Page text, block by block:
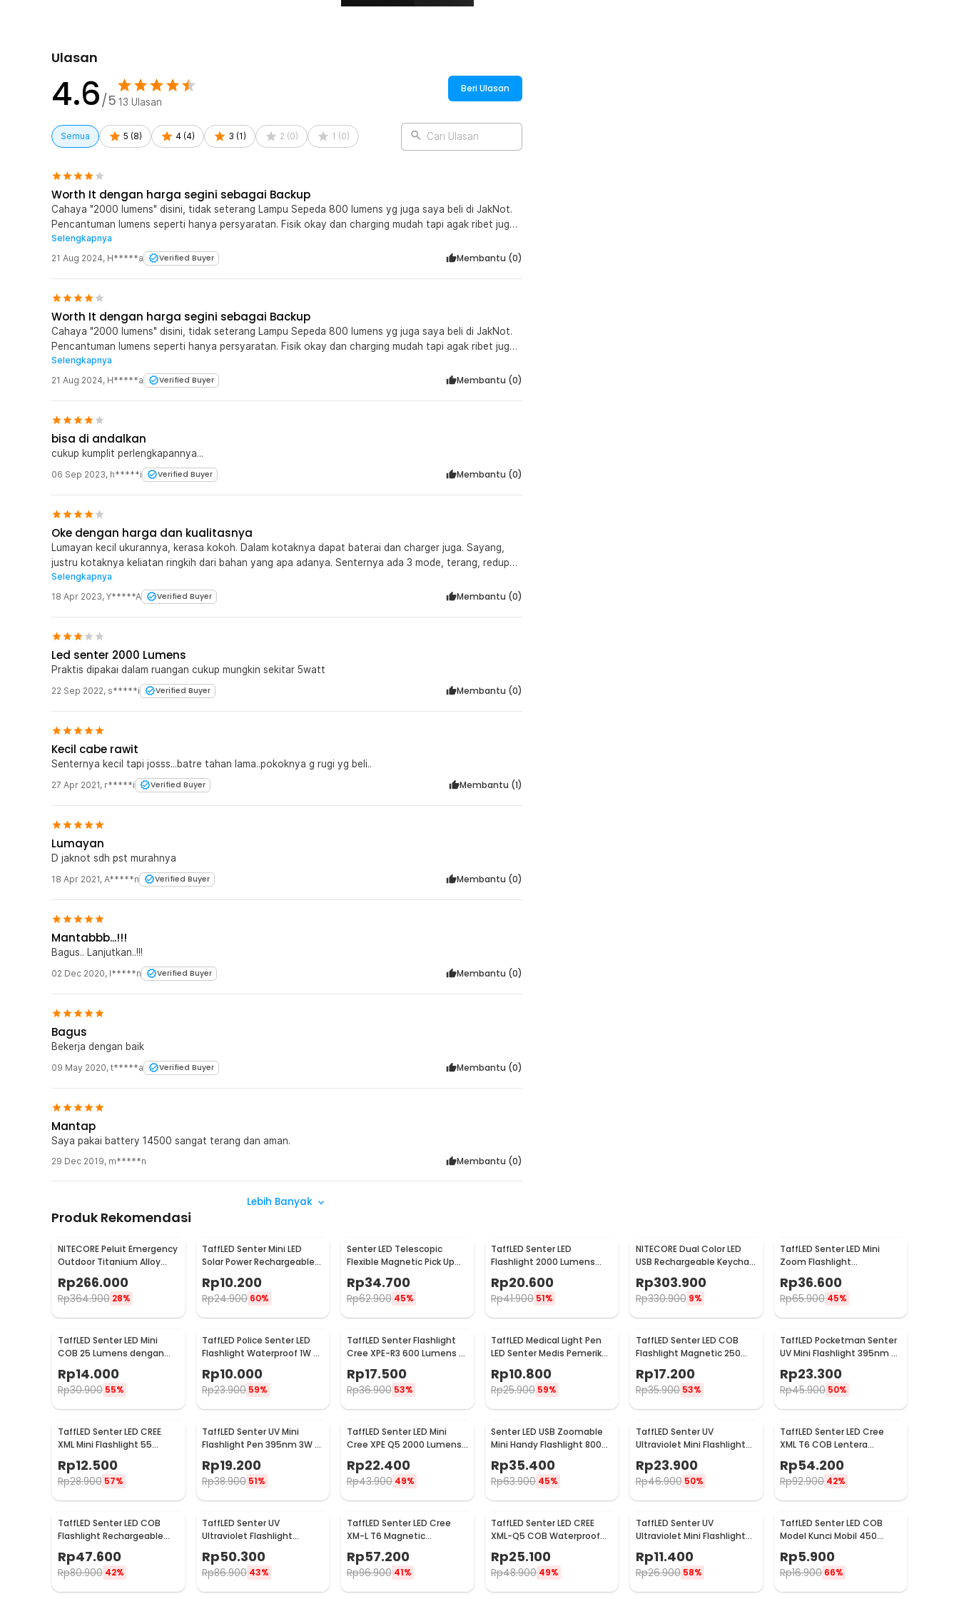
Ulasan
4.6/5 13 Ulasan
Beri Ulasan
Semua 5 (8) 4 (4) 3 (1 ) 2 (0) 1 (0) Cari Ulasan
Worth It dengan harga segini sebagai Backup
Cahaya "2000 lumens" disini, tidak seterang Lampu Sepeda 800 lumens yg juga saya beli di JakNot.
Pencantuman lumens seperti hanya persyaratan. Fisik okay dan charging mudah tapi agak ribet juga
karena harus dilakukan eksternal dari senternya. Bonus protective case worth it banget dengan
harga segini
Selengkapnya
21 Aug 2024, H*****a Verified Buyer Membantu (0)
Worth It dengan harga segini sebagai Backup
Cahaya "2000 lumens" disini, tidak seterang Lampu Sepeda 800 lumens yg juga saya beli di JakNot.
Pencantuman lumens seperti hanya persyaratan. Fisik okay dan charging mudah tapi agak ribet juga
karena harus dilakukan eksternal dari senternya. Bonus protective case worth it banget dengan
harga segini
Selengkapnya
21 Aug 2024, H*****a Verified Buyer Membantu (0)
bisa di andalkan
cukup kumplit perlengkapannya...
06 Sep 2023, h*****i Verified Buyer Membantu (0)
Oke dengan harga dan kualitasnya
Lumayan kecil ukurannya, kerasa kokoh. Dalam kotaknya dapat baterai dan charger juga. Sayang,
justru kotaknya keliatan ringkih dari bahan yang apa adanya. Senternya ada 3 mode, terang, redup
dan kelap-kelip, pencet yang lembut yaa.
Selengkapnya
18 Apr 2023, Y*****A Verified Buyer Membantu (0)
Led senter 2000 Lumens
Praktis dipakai dalam ruangan cukup mungkin sekitar 5watt
22 Sep 2022, s*****i Verified Buyer Membantu (0)
Kecil cabe rawit
Senternya kecil tapi josss...batre tahan lama..pokoknya g rugi yg beli..
27 Apr 2021, r*****i Verified Buyer Membantu (1)
Lumayan
D jaknot sdh pst murahnya
18 Apr 2021, A*****n Verified Buyer Membantu (0)
Mantabbb...!!!
Bagus.. Lanjutkan..!!!
02 Dec 2020, I*****n Verified Buyer Membantu (0)
Bagus
Bekerja dengan baik
09 May 2020, t*****a Verified Buyer Membantu (0)
Mantap
Saya pakai battery 14500 sangat terang dan aman.
29 Dec 2019, m*****n Membantu (0)
Lebih Banyak
Produk Rekomendasi
NITECORE Peluit Emergency
Outdoor Titanium Alloy
EDC Survival 120dB - NWS10
Rp266.000
Rp364.900 28%
TaffLED Senter Mini LED
Solar Power Rechargeable
Keychain 3 LED 0.8W - XY
Rp10.200
Rp24.900 60%
Senter LED Telescopic
Flexible Magnetic Pick Up
Flashlight Aluminium
Rp34.700
Rp62.900 45%
TaffLED Senter LED
Flashlight 2000 Lumens
Zoom Waterproof -
Pocketman P1
Rp20.600
Rp41.900 51%
NITECORE Dual Color LED
USB Rechargeable Keychain
Light - THUMB
Rp303.900
Rp330.900 9%
TaffLED Senter LED Mini
Zoom Flashlight
Rechargeable Q5 2000
Lumens
Rp36.600
Rp65.900 45%
TaffLED Senter LED Mini
COB 25 Lumens dengan
Carabiner - BM-9402
Rp14.000
Rp30.900 55%
TaffLED Police Senter LED
Flashlight Waterproof 1W -
TAC2L
Rp10.000
Rp23.900 59%
TaffLED Senter Flashlight
Cree XPE-R3 600 Lumens -
SE-A02
Rp17.500
Rp36.900 53%
TaffLED Medical Light Pen
LED Senter Medis Pemeriksa
Mata - Ti4
Rp10.800
Rp25.900 59%
TaffLED Senter LED COB
Flashlight Magnetic 250
Lumens - BC12
Rp17.200
Rp35.900 53%
TaffLED Pocketman Senter
UV Mini Flashlight 395nm -
P1-UV
Rp23.300
Rp45.900 50%
TaffLED Senter LED CREE
XML Mini Flashlight 55
Lumens - Mini 865
Rp12.500
Rp28.900 57%
TaffLED Senter UV Mini
Flashlight Pen 395nm 3W -
UV-10
Rp19.200
Rp38.900 51%
TaffLED Senter LED Mini
Cree XPE Q5 2000 Lumens
- Mini864
Rp22.400
Rp43.900 49%
Senter LED USB Zoomable
Mini Handy Flashlight 800
Lumens
Rp35.400
Rp63.900 45%
TaffLED Senter UV
Ultraviolet Mini Flashlight
395nm 21 LED - UV-21
Rp23.900
Rp46.900 50%
TaffLED Senter LED Cree
XML T6 COB Lentera
Rechargeable 2300 Lumens
- WY8106
Rp54.200
Rp92.900 42%
TaffLED Senter LED COB
Flashlight Rechargeable
2000 Lumens - 175A
Rp47.600
Rp80.900 42%
TaffLED Senter UV
Ultraviolet Flashlight
Waterproof 400nm 51 LED -
UV-51
Rp50.300
Rp86.900 43%
TaffLED Senter LED Cree
XM-L T6 Magnetic
Waterproof IPX6 8000
Lumens - E17 COB
Rp57.200
Rp96.900 41%
TaffLED Senter LED CREE
XML-Q5 COB Waterproof
IP54 3800 Lumens - P1
Rp25.100
Rp48.900 49%
TaffLED Senter UV
Ultraviolet Mini Flashlight
400nm 9 LED - UV-395
Rp11.400
Rp26.900 58%
TaffLED Senter LED COB
Model Kunci Mobil 450
Lumens - ZK20
Rp5.900
Rp16.900 66%